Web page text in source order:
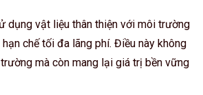
dụng vật liệu thân thiện với môi trường
chế tối đa lãng phí. Điều này không
mà còn mang lại giá trị bền vững